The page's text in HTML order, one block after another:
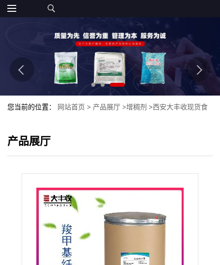
您当前的位置： 网站首页 > 产品展厅 >增稠剂 >西安大丰收现货食
产品展厅